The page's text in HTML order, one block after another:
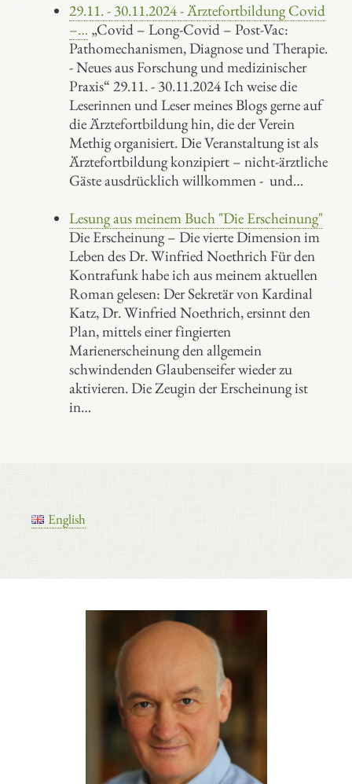
29.11. - 30.11.2024 - Ärztefortbildung Covid
–… „Covid – Long-Covid – Post-Vac:
Pathomechanismen, Diagnose und Therapie.
- Neues aus Forschung und medizinischer
Praxis“ 29.11. - 30.11.2024 Ich weise die
Leserinnen und Leser meines Blogs gerne auf
die Ärztefortbildung hin, die der Verein
Methig organisiert. Die Veranstaltung ist als
Ärztefortbildung konzipiert – nicht-ärztliche
Gäste ausdrücklich willkommen - und…
Lesung aus meinem Buch "Die Erscheinung"
Die Erscheinung – Die vierte Dimension im
Leben des Dr. Winfried Noethrich Für den
Kontrafunk habe ich aus meinem aktuellen
Roman gelesen: Der Sekretär von Kardinal
Katz, Dr. Winfried Noethrich, ersinnt den
Plan, mittels einer fingierten
Marienerscheinung den allgemein
schwindenden Glaubenseifer wieder zu
aktivieren. Die Zeugin der Erscheinung ist
in…
English